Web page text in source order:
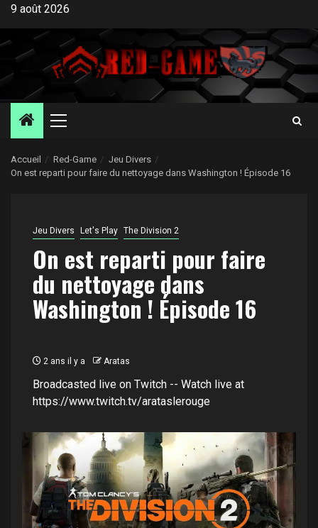
Aller
contenu
9 août 2026
Menu
Accueil Red-Game
Jeu Divers
On est reparti pour faire du nettoyage dans Washington ! Épisode 16
Jeu Divers Let's Play The Division 2
On est reparti pour faire
du nettoyage dans
Washington ! Épisode 16
2 ans il y a Aratas
Broadcasted live on Twitch -- Watch live at
https://www.twitch.tv/arataslerouge